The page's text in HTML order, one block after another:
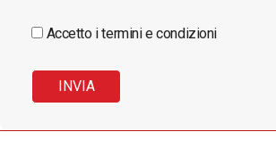
Accetto i termini e condizioni